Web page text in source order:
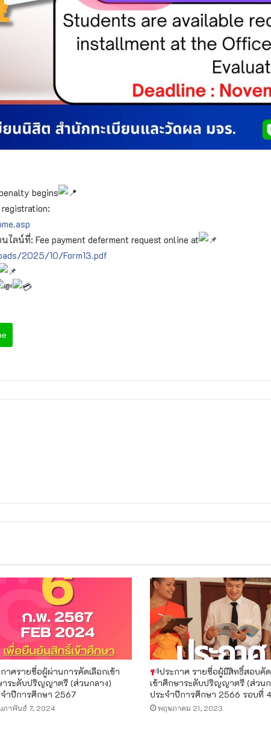
begins
ลน์ที่: Fee payment deferment request online at
2025/10/Form13.pdf
าศรายชื่อผู้ผ่านการคัดเลือกเข้า
ระดับปริญญาตรี (ส่วนกลาง)
ำปีการศึกษา 2567
ภาพันธ์ 7, 2024
ประกาศ รายชื่อผู้มีสิทธิ์สอบคัด
เข้าศึกษาระดับปริญญาตรี (ส่วนก
ประจำปีการศึกษา 2566 รอบที่ 4
พฤษภาคม 21, 2023